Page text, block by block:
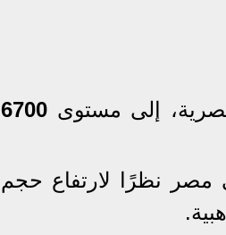
6700
في مصر نظرًا لارتفاع حجم